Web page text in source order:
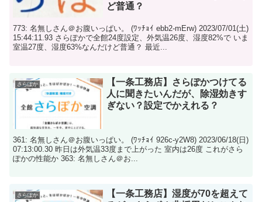
ど普通？
773: 名無しさん＠お腹いっぱい。 (ﾜｯﾁｮｲ ebb2-mErw) 2023/07/01(土)
15:44:11.93 さらぽかで全館24度設定、外気温26度、湿度82%で いま
室温27度、湿度63%なんだけど普通？ 最近...
さらぽか
【一条工務店】さらぽかつけてる
人に聞きたいんだが、除湿効きす
ぎない？設定でかえれる？
361: 名無しさん＠お腹いっぱい。 (ﾜｯﾁｮｲ 926c-y2W8) 2023/06/18(日)
07:13:00.30 昨日は外気温33度まで上がった 室内は26度 これがさら
ぽかの性能か 363: 名無しさん＠お...
さらぽか
【一条工務店】湿度が70を超えて